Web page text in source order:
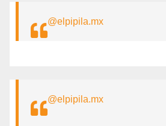
@elpipila.mx
@elpipila.mx